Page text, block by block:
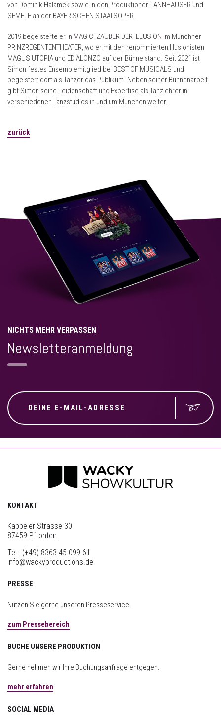
von Dominik Halamek sowie in den Produktionen TANNHÄUSER und
SEMELE an der BAYERISCHEN STAATSOPER.
2019 begeisterte er in MAGIC! ZAUBER DER ILLUSION im Münchner
PRINZREGENTENTHEATER, wo er mit den renommierten Illusionisten
MAGUS UTOPIA und ED ALONZO auf der Bühne stand. Seit 2021 ist
Simon festes Ensemblemitglied bei BEST OF MUSICALS und
begeistert dort als Tänzer das Publikum. Neben seiner Bühnenarbeit
gibt Simon seine Leidenschaft und Expertise als Tanzlehrer in
verschiedenen Tanzstudios in und um München weiter.
zurück
NICHTS MEHR VERPASSEN
Newsletteranmeldung
KONTAKT
Kappeler Strasse 30
87459 Pfronten
Tel.: (+49) 8363 45 099 61
info@wackyproductions.de
PRESSE
Nutzen Sie gerne unseren Presseservice.
zum Pressebereich
BUCHE UNSERE PRODUKTION
Gerne nehmen wir Ihre Buchungsanfrage entgegen.
mehr erfahren
SOCIAL MEDIA